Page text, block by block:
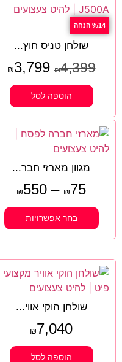
%14 הנחה
שולחן טניס חוץ...
₪4,399
₪3,799
הוספה לסל
מגוון מארזי חבר...
₪75
–
₪550
בחר אפשרויות
שולחן הוקי אווי...
₪7,040
הוספה לסל